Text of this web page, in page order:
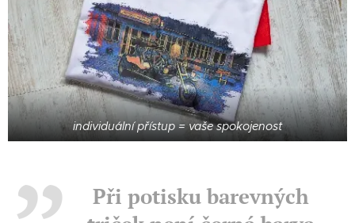
individuální přístup = vaše spokojenost
Při potisku barevných